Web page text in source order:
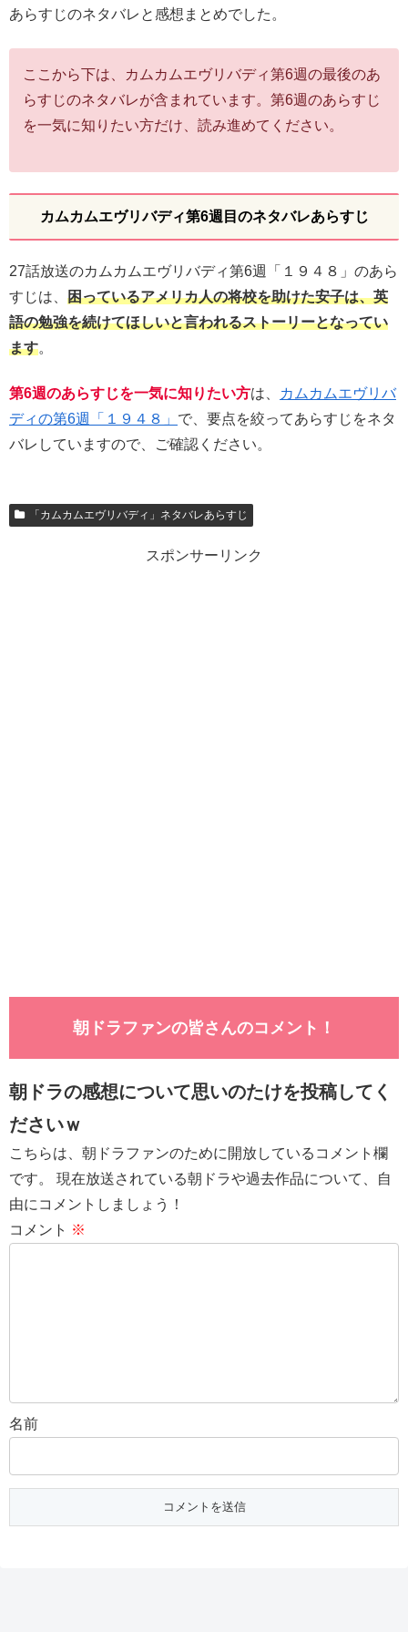
あらすじのネタバレと感想まとめでした。
ここから下は、カムカムエヴリバディ第6週の最後のあ
らすじのネタバレが含まれています。第6週のあらすじ
を一気に知りたい方だけ、読み進めてください。
カムカムエヴリバディ第6週目のネタバレあらすじ
27話放送のカムカムエヴリバディ第6週「１９４８」のあら
すじは、 困っているアメリカ人の将校を助けた安子は、英
語の勉強を続けてほしいと言われるストーリーとなってい
ます。
第6週のあらすじを一気に知りたい方は、
カムカムエヴリバ
ディの第6週「１９４８」 で、要点を絞ってあらすじをネタ
バレしていますので、ご確認ください。
「カムカムエヴリバディ」ネタバレあらすじ
スポンサーリンク
朝ドラファンの皆さんのコメント！
朝ドラの感想について思いのたけを投稿してく
ださいｗ
こちらは、朝ドラファンのために開放しているコメント欄
です。 現在放送されている朝ドラや過去作品について、自
由にコメントしましょう！
コメント ※
名前